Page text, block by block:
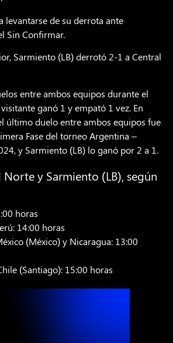
levantarse de su derrota ante
Sin Confirmar.
Sarmiento (LB) derrotó 2-1 a Central
entre ambos equipos durante el
ganó 1 y empató 1 vez. En
último duelo entre ambos equipos fue
Fase del torneo Argentina –
y Sarmiento (LB) lo ganó por 2 a 1.
y Sarmiento (LB), según
horas
14:00 horas
(México) y Nicaragua: 13:00
(Santiago): 15:00 horas